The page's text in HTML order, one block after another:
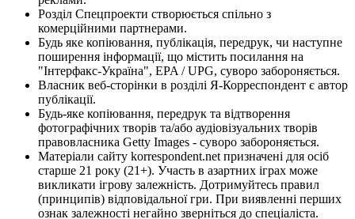
Розділ Спецпроекти створюється спільно з
комерційними партнерами.
Будь яке копіювання, публікація, передрук, чи наступне
поширення інформації, що містить посилання на
"Інтерфакс-Україна", EPA / UPG, суворо забороняється.
Власник веб-сторінки в розділі Я-Корреспондент є автор
публікації.
Будь-яке копіювання, передрук та відтворення
фотографічних творів та/або аудіовізуальних творів
правовласника Getty Images - суворо забороняється.
Матеріали сайту korrespondent.net призначені для осіб
старше 21 року (21+). Участь в азартних іграх може
викликати ігрову залежність. Дотримуйтесь правил
(принципів) відповідальної гри. При виявленні перших
ознак залежності негайно зверніться до спеціаліста.